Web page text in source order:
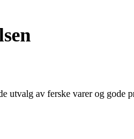
av ferske varer og gode